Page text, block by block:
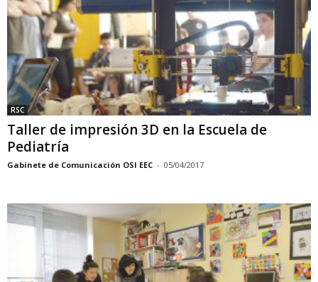
RSC
Taller de impresión 3D en la Escuela de
Pediatría
Gabinete de Comunicación OSI EEC - 05/04/2017